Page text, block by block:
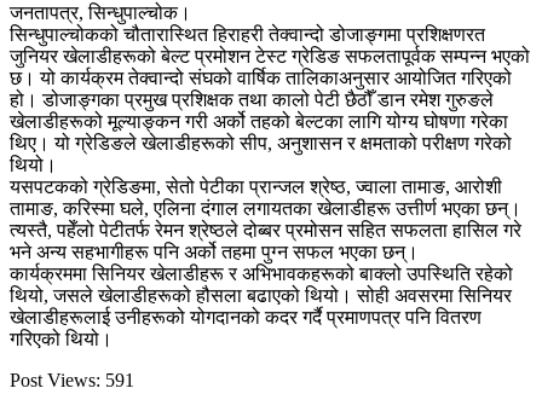
जनतापत्र, सिन्धुपाल्चोक।
सिन्धुपाल्चोकको चौतारास्थित हिराहरी तेक्वान्दो डोजाङ्गमा प्रशिक्षणरत
जुनियर खेलाडीहरूको बेल्ट प्रमोशन टेस्ट ग्रेडिङ सफलतापूर्वक सम्पन्न भएको
छ। यो कार्यक्रम तेक्वान्दो संघको वार्षिक तालिकाअनुसार आयोजित गरिएको
हो। डोजाङ्गका प्रमुख प्रशिक्षक तथा कालो पेटी छैठौँ डान रमेश गुरुङले
खेलाडीहरूको मूल्याङ्कन गरी अर्को तहको बेल्टका लागि योग्य घोषणा गरेका
थिए। यो ग्रेडिङले खेलाडीहरूको सीप, अनुशासन र क्षमताको परीक्षण गरेको
थियो।
यसपटकको ग्रेडिङमा, सेतो पेटीका प्रान्जल श्रेष्ठ, ज्वाला तामाङ, आरोशी
तामाङ, करिस्मा घले, एलिना दंगाल लगायतका खेलाडीहरू उत्तीर्ण भएका छन्।
त्यस्तै, पहेँलो पेटीतर्फ रेमन श्रेष्ठले दोब्बर प्रमोसन सहित सफलता हासिल गरे
भने अन्य सहभागीहरू पनि अर्को तहमा पुग्न सफल भएका छन्।
कार्यक्रममा सिनियर खेलाडीहरू र अभिभावकहरूको बाक्लो उपस्थिति रहेको
थियो, जसले खेलाडीहरूको हौसला बढाएको थियो। सोही अवसरमा सिनियर
खेलाडीहरूलाई उनीहरूको योगदानको कदर गर्दै प्रमाणपत्र पनि वितरण
गरिएको थियो।
Post Views: 591